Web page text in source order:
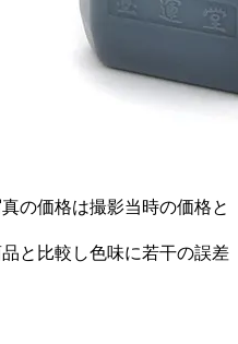
の価格は撮影当時の価格と
と比較し色味に若干の誤差